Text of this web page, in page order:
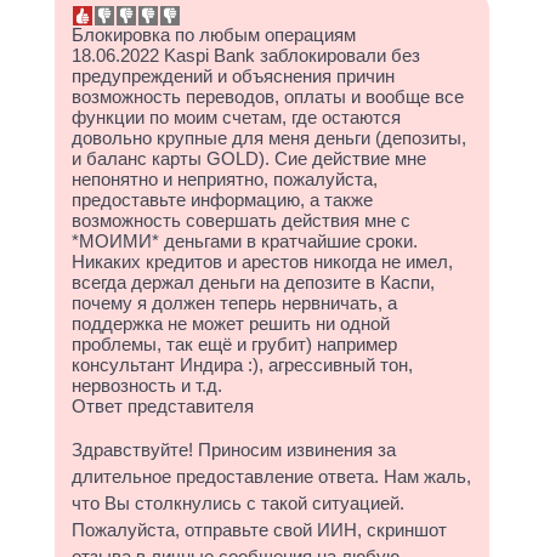
Блокировка по любым операциям
18.06.2022 Kaspi Bank заблокировали без
предупреждений и объяснения причин
возможность переводов, оплаты и вообще все
функции по моим счетам, где остаются
довольно крупные для меня деньги (депозиты,
и баланс карты GOLD). Сие действие мне
непонятно и неприятно, пожалуйста,
предоставьте информацию, а также
возможность совершать действия мне с
*МОИМИ* деньгами в кратчайшие сроки.
Никаких кредитов и арестов никогда не имел,
всегда держал деньги на депозите в Каспи,
почему я должен теперь нервничать, а
поддержка не может решить ни одной
проблемы, так ещё и грубит) например
консультант Индира :), агрессивный тон,
нервозность и т.д.
Ответ представителя
Здравствуйте! Приносим извинения за
длительное предоставление ответа. Нам жаль,
что Вы столкнулись с такой ситуацией.
Пожалуйста, отправьте свой ИИН, скриншот